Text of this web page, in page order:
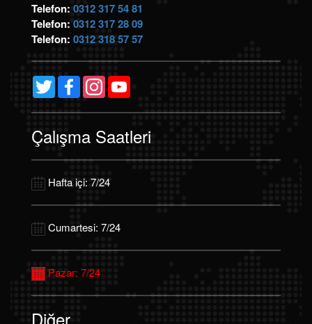
Telefon: 0312 317 54 81
Telefon: 0312 317 28 09
Telefon: 0312 318 57 57
TwitterFacebookInstagram
Çalışma Saatleri
Hafta içi: 7/24
Cumartesi: 7/24
Pazar: 7/24
Diğer